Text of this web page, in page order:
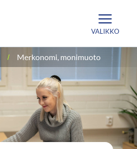
VALIKKO
Merkonomi, monimuoto